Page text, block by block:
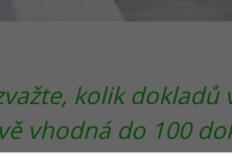
kolik dokladů
vhodná do 100